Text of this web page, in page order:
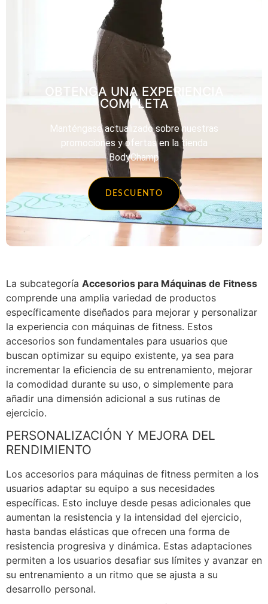
OBTENGA UNA EXPERIENCIA
COMPLETA
Manténgase actualizado sobre nuestras
promociones y ofertas en la tienda
BodyChamp
DESCUENTO
La subcategoría Accesorios para Máquinas de Fitness
comprende una amplia variedad de productos
específicamente diseñados para mejorar y personalizar
la experiencia con máquinas de fitness. Estos
accesorios son fundamentales para usuarios que
buscan optimizar su equipo existente, ya sea para
incrementar la eficiencia de su entrenamiento, mejorar
la comodidad durante su uso, o simplemente para
añadir una dimensión adicional a sus rutinas de
ejercicio.
PERSONALIZACIÓN Y MEJORA DEL
RENDIMIENTO
Los accesorios para máquinas de fitness permiten a los
usuarios adaptar su equipo a sus necesidades
específicas. Esto incluye desde pesas adicionales que
aumentan la resistencia y la intensidad del ejercicio,
hasta bandas elásticas que ofrecen una forma de
resistencia progresiva y dinámica. Estas adaptaciones
permiten a los usuarios desafiar sus límites y avanzar en
su entrenamiento a un ritmo que se ajusta a su
desarrollo personal.